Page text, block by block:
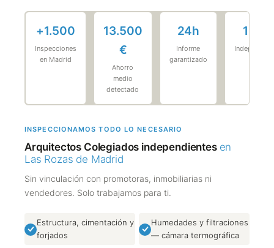
+1.500
Inspecciones
en Madrid
13.500
€
Ahorro
medio
detectado
24h
Informe
garantizado
100%
INSPECCIONAMOS TODO LO NECESARIO
Arquitectos Colegiados independientes en
Las Rozas de Madrid
Sin vinculación con promotoras, inmobiliarias ni
vendedores. Solo trabajamos para ti.
Estructura, cimentación y
forjados
Humedades y filtraciones
— cámara termográfica